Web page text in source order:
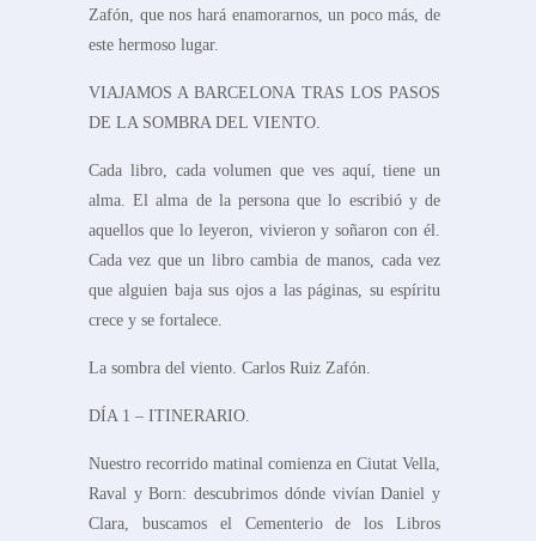
Zafón, que nos hará enamorarnos, un poco más, de
este hermoso lugar.
VIAJAMOS A BARCELONA TRAS LOS PASOS
DE LA SOMBRA DEL VIENTO.
Cada libro, cada volumen que ves aquí, tiene un
alma. El alma de la persona que lo escribió y de
aquellos que lo leyeron, vivieron y soñaron con él.
Cada vez que un libro cambia de manos, cada vez
que alguien baja sus ojos a las páginas, su espíritu
crece y se fortalece.
La sombra del viento. Carlos Ruiz Zafón.
DÍA 1 – ITINERARIO.
Nuestro recorrido matinal comienza en Ciutat Vella,
Raval y Born: descubrimos dónde vivían Daniel y
Clara, buscamos el Cementerio de los Libros